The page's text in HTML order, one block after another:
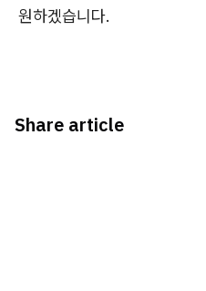
원하겠습니다.
Share article